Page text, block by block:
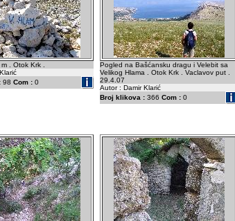
. Otok Krk .
98 Com : 0
Pogled na Bašćansku dragu i Velebit sa
Velikog Hlama . Otok Krk . Vaclavov put .
29.4.07
Autor : Damir Klarić
Broj klikova : 366 Com : 0